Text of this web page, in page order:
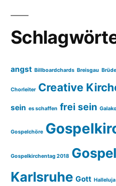
angst Billboardchards Breisgau
Chorleiter Creative
sein es schaffen frei sein
Gospelchöre
Gospelkirchentag 2018
Karlsruhe Gott Halleluja